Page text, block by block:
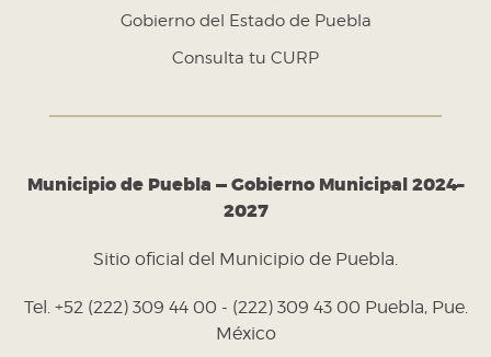
Gobierno del Estado de Puebla
Consulta tu CURP
Municipio de Puebla — Gobierno Municipal 2024–
2027
Sitio oficial del Municipio de Puebla.
Tel. +52 (222) 309 44 00 - (222) 309 43 00 Puebla, Pue.
México